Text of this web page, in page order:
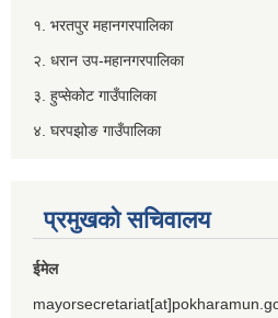
१. भरतपुर महानगरपालिका
२. धरान उप-महानगरपालिका
३. हुप्सेकोट गाउँपालिका
४. घरपझोङ गाउँपालिका
प्रमुखको सचिवालय
ईमेल